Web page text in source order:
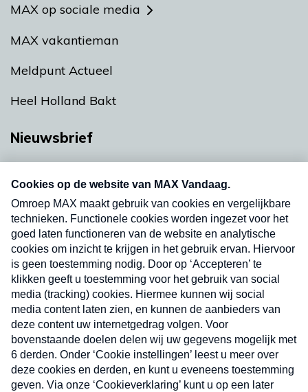
MAX op sociale media
MAX vakantieman
Meldpunt Actueel
Heel Holland Bakt
Nieuwsbrief
nieuwsbrief. Elke vrijdag- en dinsdagochtend in
uw mailbox.
Verzend
Nieuwsbrief